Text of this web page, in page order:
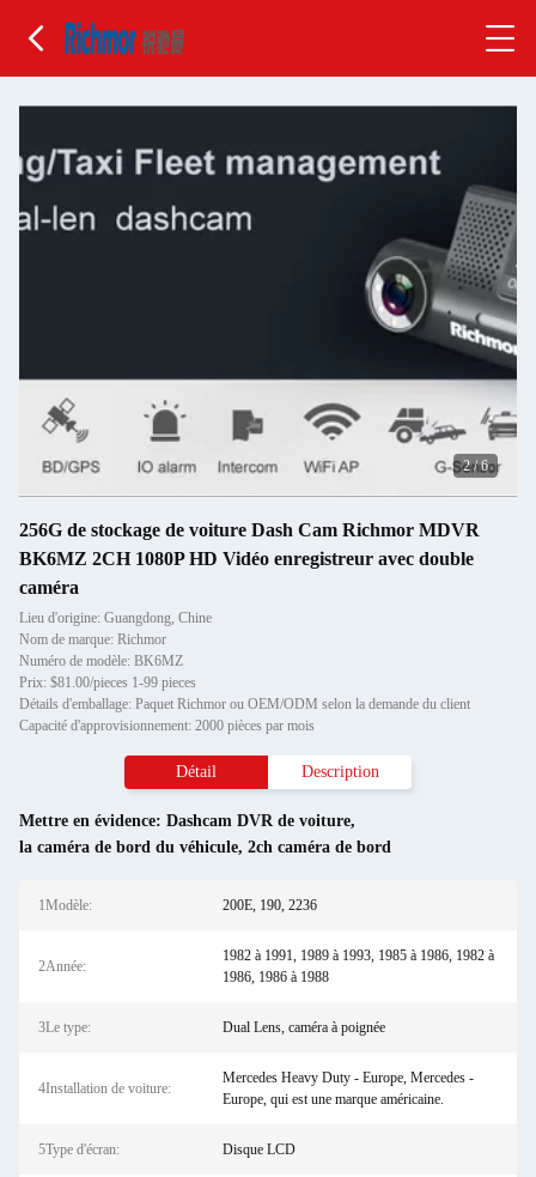
2/6
256G de stockage de voiture Dash Cam Richmor MDVR
BK6MZ 2CH 1080P HD Vidéo enregistreur avec double
caméra
Lieu d'origine: Guangdong, Chine
Nom de marque: Richmor
Numéro de modèle: BK6MZ
Prix: $81.00/pieces 1-99 pieces
Détails d'emballage: Paquet Richmor ou OEM/ODM selon la demande du client
Capacité d'approvisionnement: 2000 pièces par mois
Détail Description
Mettre en évidence: Dashcam DVR de voiture,
la caméra de bord du véhicule, 2ch caméra de bord
1Modèle: 200E, 190, 2236
2Année:
1982 à 1991, 1989 à 1993, 1985 à 1986, 1982 à
1986, 1986 à 1988
3Le type: Dual Lens, caméra à poignée
4Installation de voiture:
Mercedes Heavy Duty - Europe, Mercedes -
Europe, qui est une marque américaine.
5Type d'écran: Disque LCD